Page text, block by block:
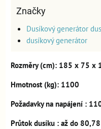
Značky
Dusíkový generátor
dusíkový generátor
Rozměry(cm): 185 x 75 x
Hmotnost (kg): 1100
Požadavky na napájení :
Průtok dusíku : až do